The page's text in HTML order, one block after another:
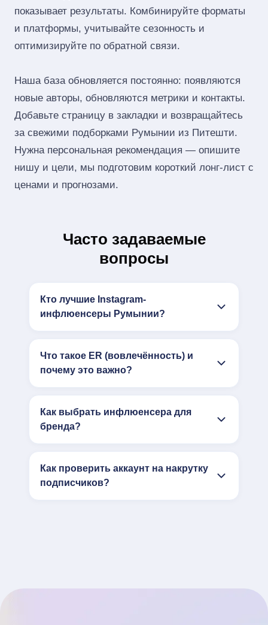
показывает результаты. Комбинируйте форматы
и платформы, учитывайте сезонность и
оптимизируйте по обратной связи.
Наша база обновляется постоянно: появляются
новые авторы, обновляются метрики и контакты.
Добавьте страницу в закладки и возвращайтесь
за свежими подборками Румынии из Питешти.
Нужна персональная рекомендация — опишите
нишу и цели, мы подготовим короткий лонг‑лист с
ценами и прогнозами.
Часто задаваемые
вопросы
Кто лучшие Instagram-
инфлюенсеры Румынии?
Что такое ER (вовлечённость) и
почему это важно?
Как выбрать инфлюенсера для
бренда?
Как проверить аккаунт на накрутку
подписчиков?